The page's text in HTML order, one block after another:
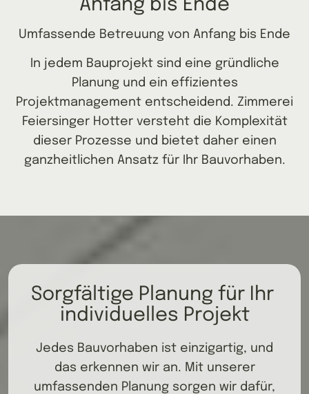
Anfang bis Ende
Umfassende Betreuung von Anfang bis Ende
In jedem Bauprojekt sind eine gründliche
Planung und ein effizientes
Projektmanagement entscheidend. Zimmerei
Feiersinger Hotter versteht die Komplexität
dieser Prozesse und bietet daher einen
ganzheitlichen Ansatz für Ihr Bauvorhaben.
Sorgfältige Planung für Ihr
individuelles Projekt
Jedes Bauvorhaben ist einzigartig, und
das erkennen wir an. Mit unserer
umfassenden Planung sorgen wir dafür,